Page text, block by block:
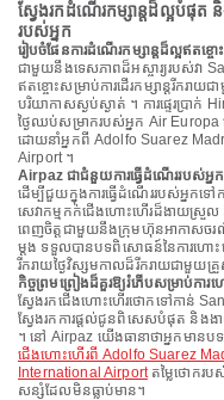
ស្វែងរកដំណើរកម្សាន្តដ៏ល្អបំផុ
របស់អ្នក
រៀបចំផែនការដំណើរកម្សាន្តដ៏ល្អឥតខ្
ជាមួយនឹងទេសភាពដ៏អស្ចារ្យរបស់វា
ឥតខ្ចោះសម្រាប់ការដើរកម្សាន្តរីករា
បរិយាកាសស្ងប់ស្ងាត់ ។ ការផ្ទេរប្រាក់
ថ្ងៃឈប់សម្រាករបស់អ្នក Air Europa
ដោយនាំអ្នកពី Adolfo Suarez
Airport ។
Airpaz ជាជំនួយការធ្វើដំណើររបស់អ្នក
ដើម្បីជួយក្នុងការធ្វើដំណើររបស់អ្នក
សេវាកម្មកក់ជើងហោះហើរដ៏ងាយស្រួ
ពេញចិត្តជាមួយនឹងក្រុមហ៊ុនអាកាសចរ
ម្តង ទទួលបានបទពិសោធន៍នៃការហោ
រីករាយថ្ងៃវិស្សមកាលដ៏រីករាយជាមួយគ្
កិច្ចព្រមព្រៀងដ៏គួរឱ្យរំភើបសម្រាប់ក
ស្វែងរកជើងហោះហើរថោកទៅកាន់
ស្វែងរកការផ្តល់ជូនពិសេសបំផុត និង
។ នៅ Airpaz យើងធានាថាអ្នកមា
ជើងហោះហើរពី Adolfo Suarez
International Airportតម្លៃថោករប
សន្សំដែលមិនធ្លាប់មាន។